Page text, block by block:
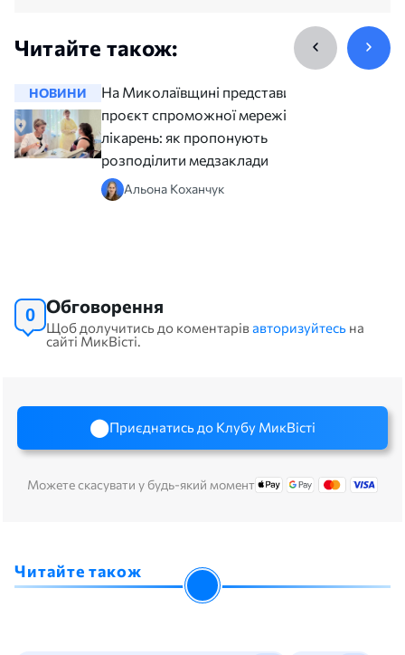
Читайте також:
НОВИНИ
На Миколаївщині представили
проєкт спроможної мережі
лікарень: як пропонують
розподілити медзаклади
Альона Коханчук
0 Обговорення
Щоб долучитись до коментарівавторизуйтесь на
сайті МикВісті.
Приєднатись до Клубу МикВісті
Можете скасувати у будь-який момент
Читайте також